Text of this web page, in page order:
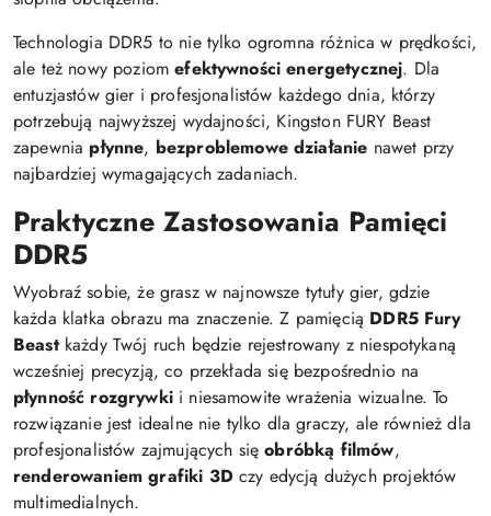
Technologia DDR5 to nie tylko ogromna różnica w prędkości,
ale też nowy poziomefektywności energetycznej. Dla
entuzjastów gier i profesjonalistów każdego dnia, którzy
potrzebują najwyższej wydajności, Kingston FURY Beast
zapewnia płynne, bezproblemowe działanie nawet przy
najbardziej wymagających zadaniach.
Praktyczne Zastosowania Pamięci
DDR5
Wyobraź sobie, że grasz w najnowsze tytuły gier, gdzie
każda klatka obrazu ma znaczenie. Z pamięcią DDR5 Fury
Beastkażdy Twój ruch będzie rejestrowany z niespotykaną
wcześniej precyzją, co przekłada się bezpośrednio na
płynność rozgrywkii niesamowite wrażenia wizualne. To
rozwiązanie jest idealne nie tylko dla graczy, ale również dla
profesjonalistów zajmujących sięobróbką filmów,
renderowaniem grafiki 3Dczy edycją dużych projektów
multimedialnych.